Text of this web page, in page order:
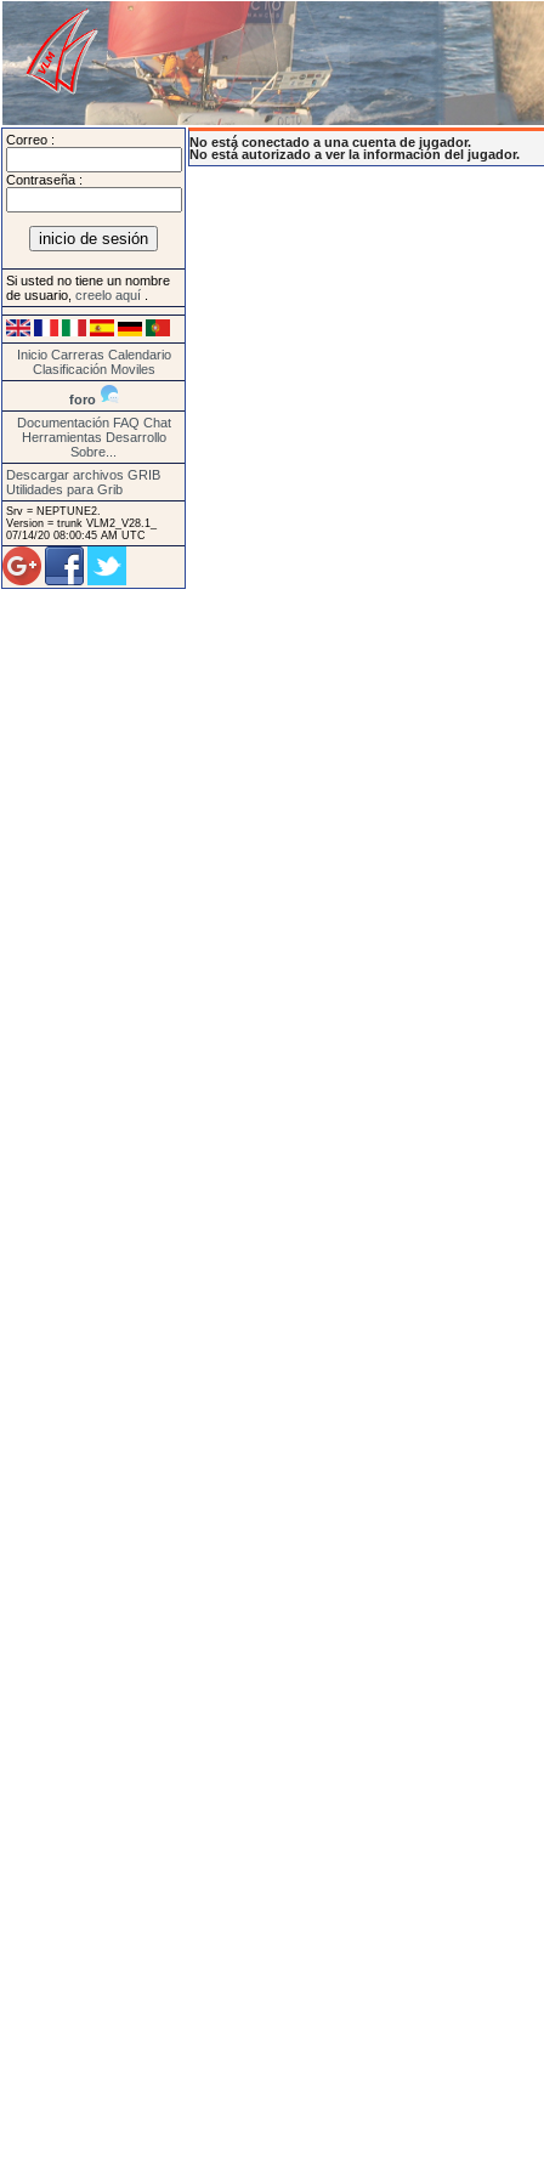
Correo :
Contraseña :
Si usted no tiene un nombre
de usuario, creelo aquí
Inicio Carreras Calendario
Clasificación Moviles
foro
Documentación FAQ Chat
Herramientas Desarrollo
Sobre...
Descargar archivos GRIB
Utilidades para Grib
Srv = NEPTUNE2.
Version = trunk VLM2_V28.1_
07/14/20 08:00:45 AM UTC
No está conectado a una cuenta de jugador.
No está autorizado a ver la información del jugador.